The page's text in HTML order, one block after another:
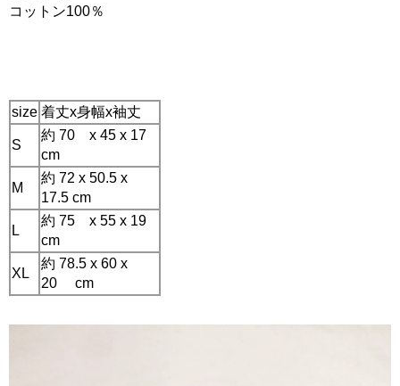
コットン100％
size 着丈x身幅x袖丈
S
約 70 x 45 x 17
cm
M
約 72 x 50.5 x
17.5 cm
L
約 75 x 55 x 19
cm
XL
約 78.5 x 60 x
20 cm